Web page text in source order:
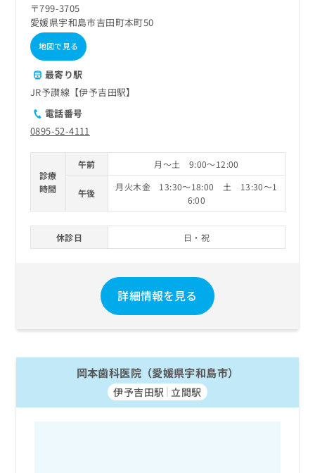
〒799-3705
愛媛県宇和島市吉田町本町50
地図で見る
最寄り駅
JR予讃線【伊予吉田駅】
電話番号
0895-52-4111
診療
時間
午前 月～土 9:00～12:00
午後
月火木金 13:30～18:00 土 13:30～1
6:00
休診日 日・祝
詳細情報を見る
岡本歯科医院（愛媛県宇和島市）
伊予吉田駅 立間駅